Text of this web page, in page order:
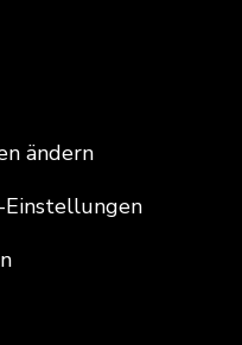
ändern